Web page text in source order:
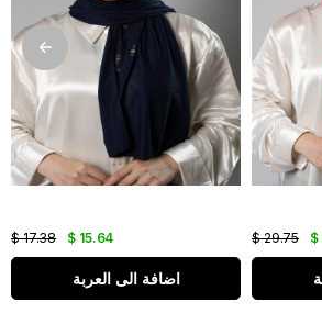
$ 15.64
$ 17.38
اضافة الى العربة
$
$ 29.75